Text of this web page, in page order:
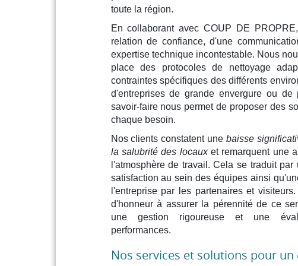
toute la région.
En collaborant avec COUP DE
relation de confiance, d'une
expertise technique incontestable. Nous
place des protocoles de nettoyage
contraintes spécifiques des différents
d'entreprises de grande envergure ou de
savoir-faire nous permet de proposer des
chaque besoin.
Nos clients constatent unebaisse
la salubrité des locauxet remarquent une
l'atmosphère de travail. Cela se traduit
satisfaction au sein des équipes ainsi
l'entreprise par les partenaires et
d'honneur à assurer la pérennité de ce
une gestion rigoureuse et une
performances.
Nos services et solutions pour